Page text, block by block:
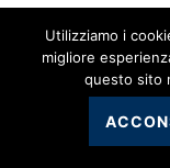
Utilizziamo i
migliore
questo sito